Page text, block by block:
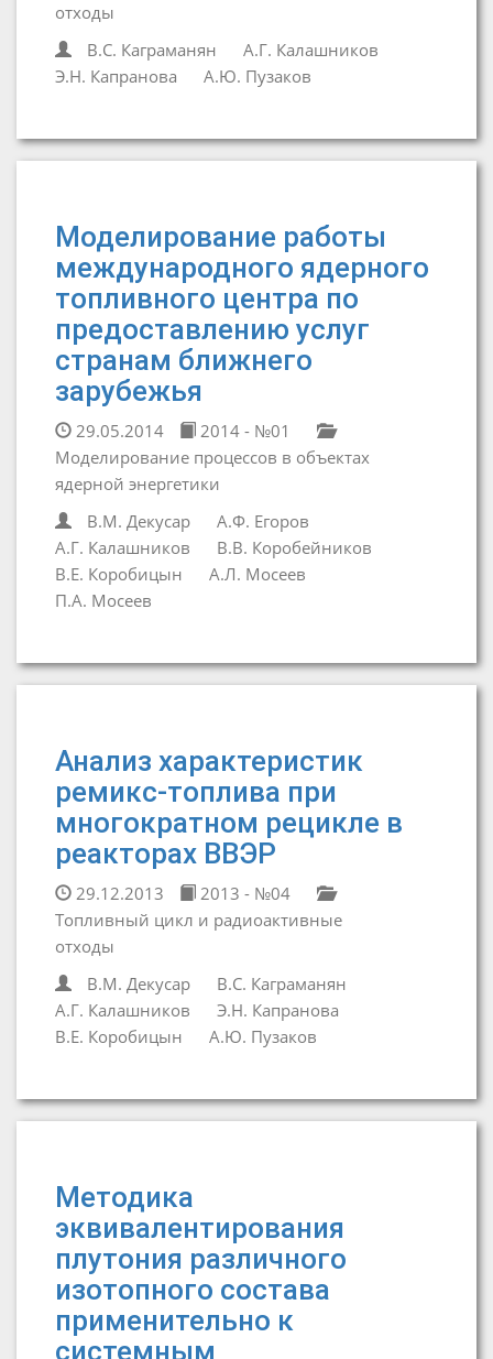
отходы
В.С. Каграманян
А.Г. Калашников
Э.Н. Капранова
А.Ю. Пузаков
Моделирование работы
международного ядерного
топливного центра по
предоставлению услуг
странам ближнего
зарубежья
29.05.2014
2014 - №01
Моделирование процессов в объектах
ядерной энергетики
В.М. Декусар
А.Ф. Егоров
А.Г. Калашников
В.В. Коробейников
В.Е. Коробицын
А.Л. Мосеев
П.А. Мосеев
Анализ характеристик
ремикс-топлива при
многократном рецикле в
реакторах ВВЭР
29.12.2013
2013 - №04
Топливный цикл и радиоактивные
отходы
В.М. Декусар
В.С. Каграманян
А.Г. Калашников
Э.Н. Капранова
В.Е. Коробицын
А.Ю. Пузаков
Методика
эквивалентирования
плутония различного
изотопного состава
применительно к
системным